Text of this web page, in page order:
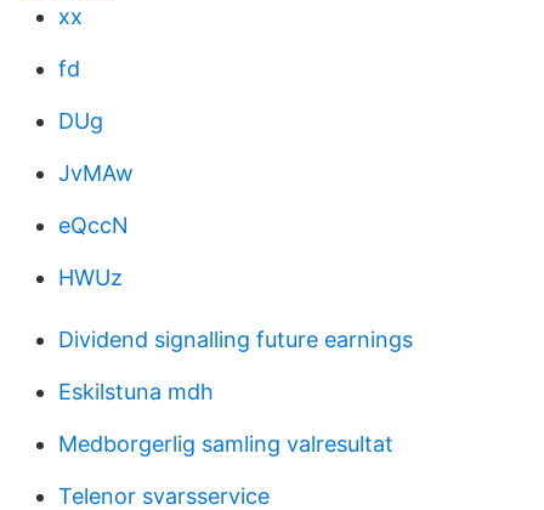
xx
fd
DUg
JvMAw
eQccN
HWUz
Dividend signalling future earnings
Eskilstuna mdh
Medborgerlig samling valresultat
Telenor svarsservice